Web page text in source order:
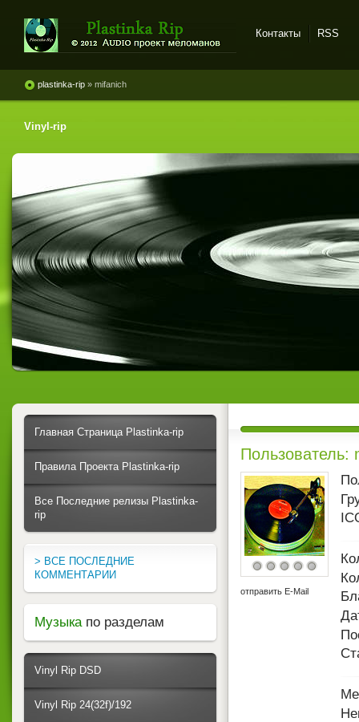
винила и магнитоальбомов
Контакты RSS
plastinka-rip » mifanich
Vinyl-rip
Пользователь:
отправить E-Mail
Главная Страница Plastinka-rip
Правила Проекта Plastinka-rip
Все Последние релизы Plastinka-
rip
> ВСЕ ПОСЛЕДНИЕ
КОММЕНТАРИИ
Музыка по разделам
Vinyl Rip DSD
Vinyl Rip 24(32f)/192